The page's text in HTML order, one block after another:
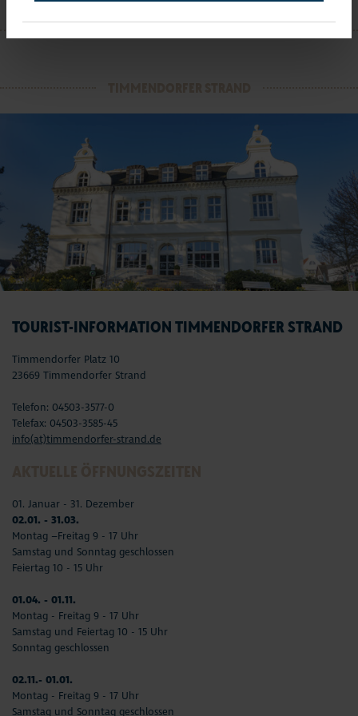
KONTAKT
TOURIST-INFORMATION TIMMENDORFER STRAND
Timmendorfer Platz 10
23669 Timmendorfer Strand
Telefon: 04503-3577-0
Telefax: 04503-3585-45
info(at)timmendorfer-strand.de
01. Januar - 31. Dezember
02.01. - 31.03.
Montag –Freitag 9 - 17 Uhr
Samstag und Sonntag geschlossen
Feiertag 10 - 15 Uhr
01.04. - 01.11.
Montag - Freitag 9 - 17 Uhr
Samstag und Feiertag 10 - 15 Uhr
Sonntag geschlossen
02.11.- 01.01.
Montag - Freitag 9 - 17 Uhr
Samstag und Sonntag geschlossen